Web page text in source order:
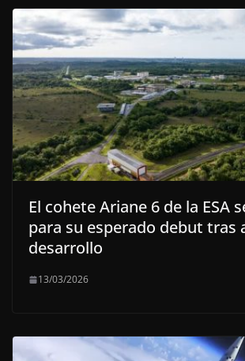
El cohete Ariane 6 de la ESA
para su esperado debut tras
desarrollo
13/03/2026